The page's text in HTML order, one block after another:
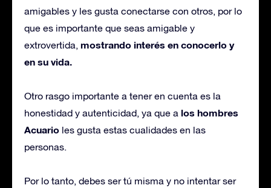
amigables y les gusta conectarse con otros, por lo
que es importante que seas amigable y
extrovertida, mostrando interés en conocerlo y
en su vida.
Otro rasgo importante a tener en cuenta es la
honestidad y autenticidad, ya que a los hombres
Acuario les gusta estas cualidades en las
personas.
Por lo tanto, debes ser tú misma y no intentar ser